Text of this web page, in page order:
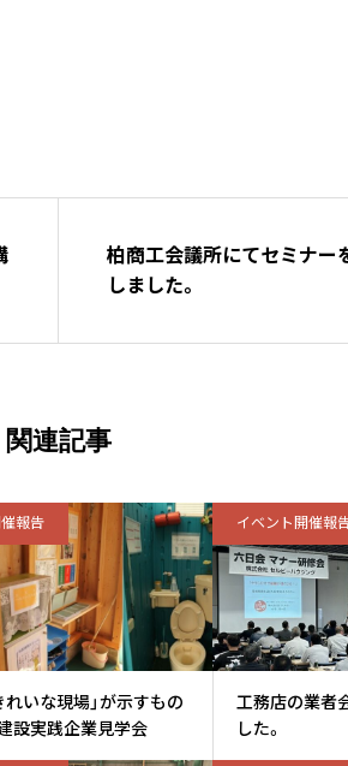
柏商工会議所にてセミナー
しました。
関連記事
報告
れいな現場」が示すもの
設実践企業見学会
イベント開催報
工務店の業者
した。